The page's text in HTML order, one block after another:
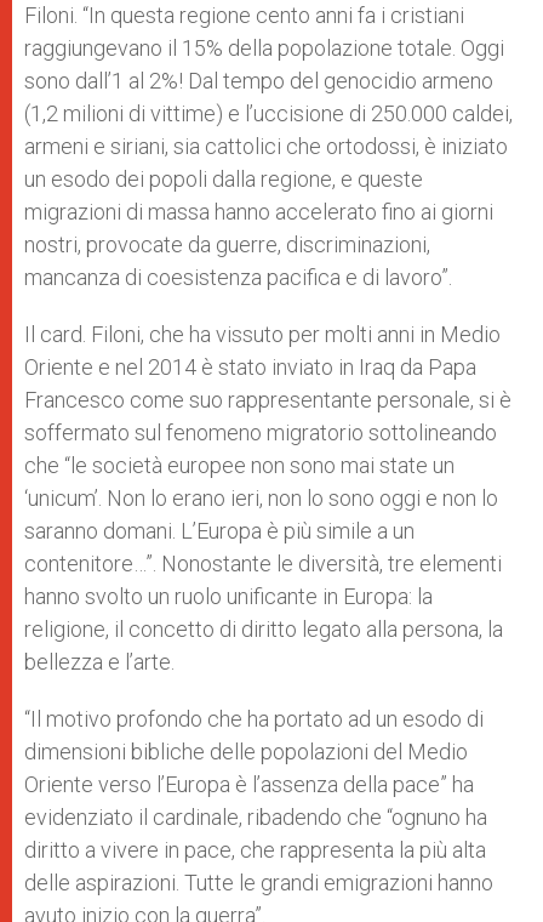
Filoni. “In questa regione cento anni fa i cristiani
raggiungevano il 15% della popolazione totale. Oggi
sono dall’1 al 2%! Dal tempo del genocidio armeno
(1,2 milioni di vittime) e l’uccisione di 250.000 caldei,
armeni e siriani, sia cattolici che ortodossi, è iniziato
un esodo dei popoli dalla regione, e queste
migrazioni di massa hanno accelerato fino ai giorni
nostri, provocate da guerre, discriminazioni,
mancanza di coesistenza pacifica e di lavoro”.
Il card. Filoni, che ha vissuto per molti anni in Medio
Oriente e nel 2014 è stato inviato in Iraq da Papa
Francesco come suo rappresentante personale, si è
soffermato sul fenomeno migratorio sottolineando
che “le società europee non sono mai state un
‘unicum’. Non lo erano ieri, non lo sono oggi e non lo
saranno domani. L’Europa è più simile a un
contenitore…”. Nonostante le diversità, tre elementi
hanno svolto un ruolo unificante in Europa: la
religione, il concetto di diritto legato alla persona, la
bellezza e l’arte.
“Il motivo profondo che ha portato ad un esodo di
dimensioni bibliche delle popolazioni del Medio
Oriente verso l’Europa è l’assenza della pace” ha
evidenziato il cardinale, ribadendo che “ognuno ha
diritto a vivere in pace, che rappresenta la più alta
delle aspirazioni. Tutte le grandi emigrazioni hanno
avuto inizio con la guerra”.